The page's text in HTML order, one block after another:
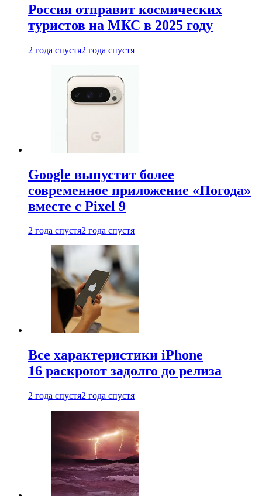
Россия отправит космических
туристов на МКС в 2025 году
2 года спустя2 года спустя
Google выпустит более
современное приложение «Погода»
вместе с Pixel 9
2 года спустя2 года спустя
Все характеристики iPhone
16 раскроют задолго до релиза
2 года спустя2 года спустя